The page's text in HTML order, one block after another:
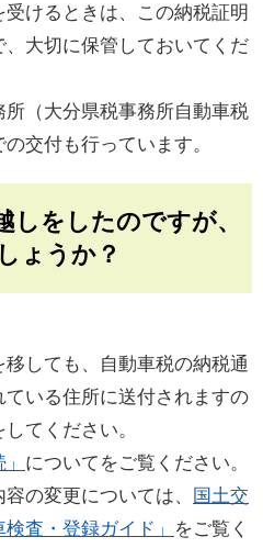
けるときは、この納税証明
大切に保管しておいてくだ
（大分県税事務所自動車税
交付も行っています。
しをしたのですが、
ょうか？
しても、自動車税の納税通
いる住所に送付されますの
てください。
についてをご覧ください。
の変更については、
国土交
査・登録ガイド」
をご覧く